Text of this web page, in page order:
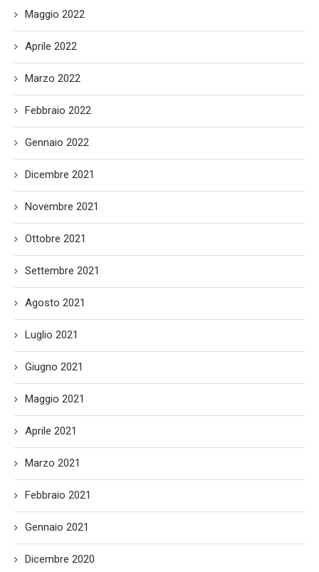
Maggio 2022
Aprile 2022
Marzo 2022
Febbraio 2022
Gennaio 2022
Dicembre 2021
Novembre 2021
Ottobre 2021
Settembre 2021
Agosto 2021
Luglio 2021
Giugno 2021
Maggio 2021
Aprile 2021
Marzo 2021
Febbraio 2021
Gennaio 2021
Dicembre 2020